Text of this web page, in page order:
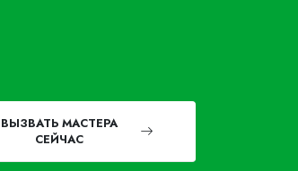
ВЫЗВАТЬ МАСТЕРА
СЕЙЧАС